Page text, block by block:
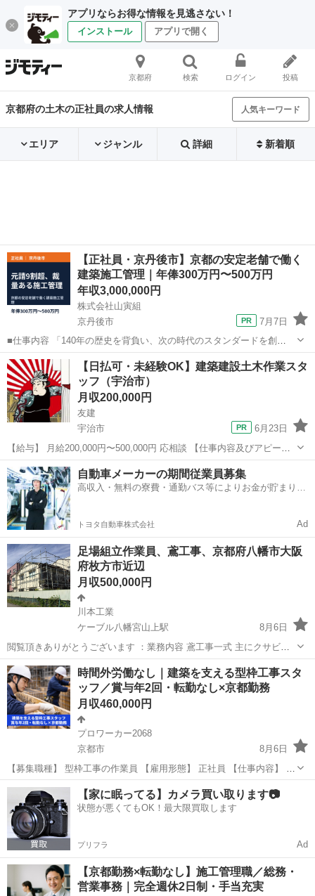
アプリならお得な情報を見逃さない！
インストール アプリで開く
京都府 検索 ログイン 投稿
京都府の土木の正社員の求人情報 人気キーワード
エリア ジャンル 詳細 新着順
【正社員・京丹後市】京都の安定老舗で働く
建築施工管理｜年俸300万円〜500万円
年収3,000,000円
株式会社山寅組
京丹後市
7月7日
■仕事内容 「140年の歴史を背負い、次の時代のスタンダードを創
る。」 私たち「山寅組」は、明治の創業から京都北部とともに歩んで
きました。 商業施設から住宅、さらには学校や寺社仏閣まで。 多種多
様な施工実績は、地...
京都 京丹後市 土木 業務
【日払可・未経験OK】建築建設土木作業スタ
ッフ（宇治市）
月収200,000円
友建
宇治市
6月23日
【給与】 月給200,000円〜500,000円 応相談 【仕事内容及びアピール
ポイント】 建築、建設工事を中心に近畿で活動しています。 主に解体
業を中心として、市町村、メーカー、民間の請負い業務等を行ってい
ま...
京都 宇治市 その他
自動車メーカーの期間従業員募集
高収入・無料の寮費・通勤バス等によりお金が貯まりや
トヨタ自動車株式会社 Ad
足場組立作業員、鳶工事、京都府八幡市大阪
府枚方市近辺
月収500,000円
川本工業
ケーブル八幡宮山上駅
8月6日
閲覧頂きありがとうございます ：業務内容 鳶工事一式 主にクサビ式
足場(部材はBタイプ)での戸建、マンション等の 足場組立、解体 ：応
募資格 18歳以上 学歴、資格不問 ：給料 日当12,000円〜20000円 経
験...
京都 八幡市 ケーブル八幡宮山上駅 鳶職 足場
時間外労働なし｜建築を支える型枠工事スタ
ッフ／賞与年2回・転勤なし×京都勤務
月収460,000円
プロワーカー2068
京都市
8月6日
【募集職種】 型枠工事の作業員 【雇用形態】 正社員 【仕事内容】 建
築工事における型枠工事一式を担当していただきます。 コンクリート
を流し込むための型枠を組み立て、解体するまでの一連の作業が中心
です。 ...
京都 京都市 その他
【家に眠ってる】カメラ買い取ります📷
状態が悪くてもOK！最大限買取します
プリフラ Ad
【京都勤務×転勤なし】施工管理職／総務・
営業事務｜完全週休2日制・手当充実